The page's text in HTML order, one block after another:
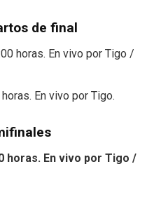
de final
horas. En vivo por Tigo /
En vivo por Tigo.
horas. En vivo por Tigo /